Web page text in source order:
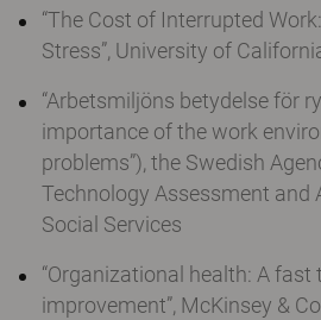
“The Cost of Interrupted
Stress”, University of
“Arbetsmiljöns betydelse för
importance of the work
problems”), the Swedish
Technology Assessment and
Social Services
“Organizational health: A
improvement”, McKinsey &